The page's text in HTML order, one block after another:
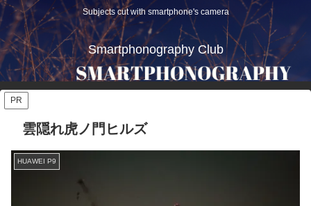
Subjects cut with smartphone's camera
Smartphonography Club
PR
雲隠れ虎ノ門ヒルズ
HUAWEI P9